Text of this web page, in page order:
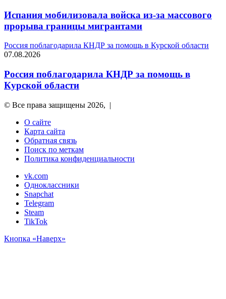
Испания мобилизовала войска из-за массового
прорыва границы мигрантами
Россия поблагодарила КНДР за помощь в Курской области
07.08.2026
Россия поблагодарила КНДР за помощь в
Курской области
© Все права защищены 2026, |
О сайте
Карта сайта
Обратная связь
Поиск по меткам
Политика конфиденциальности
vk.com
Одноклассники
Snapchat
Telegram
Steam
TikTok
Кнопка «Наверх»